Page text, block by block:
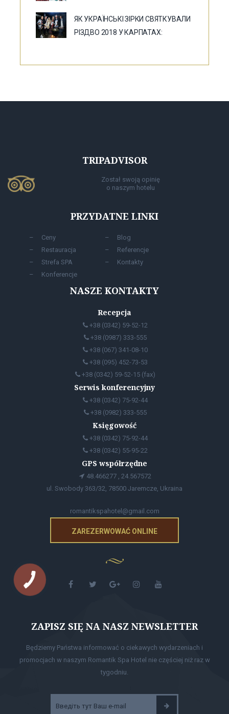
ЯК УКРАЇНСЬКІ ЗІРКИ СВЯТКУВАЛИ
РІЗДВО 2018 У КАРПАТАХ:
TRIPADVISOR
Został swoją opinię
o naszym hotelu
PRZYDATNE LINKI
Сeny
Restauracja
Strefa SPA
Konferencje
Blog
Referencje
Kontakty
NASZE KONTAKTY
Recepcja
+38 (0342) 59-52-12
+38 (0987) 333-555
+38 (067) 341-08-10
+38 (095) 452-73-53
+38 (0342) 59-52-15 (fax)
Serwis konferencyjny
+38 (0342) 75-92-44
+38 (0982) 333-555
Księgowość
+38 (0342) 75-92-44
+38 (0342) 55-95-22
GPS współrzędne
48.466277 , 24.567572
ul. Swobody 363/32, 78500 Jaremcze, Ukraina
romantikspahotel@gmail.com
ZAREZERWOWAĆ ONLINE
ZAPISZ SIĘ NA NASZ NEWSLETTER
Będziemy Państwa informować o ciekawych wydarzeniach i
promocjach w naszym Romantik Spa Hotel nie częściej niż raz w
tygodniu.